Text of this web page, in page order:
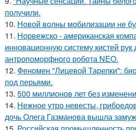
получили.
10. Новой волны мобилизации не
11. Норвежско - американская
инновационную систему кистей рук
антропоморфного робота NEO.
12. Феномен "Лицевой Тарелки":
под перьями.
13. 500 миллионов лет без
14. Нежное утро невесты,
дочь Олега Газманова вышла